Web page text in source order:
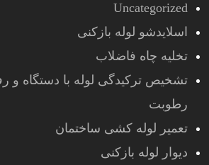
Uncategorized
اسلایدشو لوله بازکنی
تخلیه چاه فاضلاب
تشخیص ترکیدگی لوله با دستگاه و
رطوبت
تعمیر لوله کشی ساختمان
دیوار لوله بازکنی